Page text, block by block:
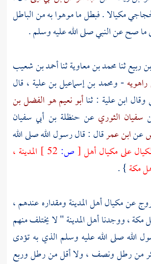
مكيالا . فبطل ما موهوا به من الباطل
صح عن النبي صلى الله عليه وسلم .
ربيعثنامحمد بن معاويةثناأحمد بن شعيب
-ومحمد بن إسماعيل بن علية ، قال
وقال ابن علية : ثناأبو نعيم هو الفضل بن
سفيان الثوريعن حنظلة بن أبي سفيان
عنابن عمرقال : قال رسول الله صلى الله
على مكيال أهل[ص: المدينة ،
مكة} .
عن مكيال أهلالمدينةومقداره عندهم ،
مكة، ووجدنا أهلالمدينة" لا يختلف منهم
الله صلى الله عليه وسلم الذي به تؤدى
من رطل ونصف ، ولا أقل من رطل وربع